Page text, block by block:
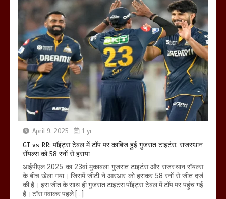
April 9, 2025 1 yr
GT vs RR: पॉइंट्स टेबल में टॉप पर काबिज हुई गुजरात टाइटंस, राजस्थान
रॉयल्स को 58 रनों से हराया
आईपीएल 2025 का 23वां मुकाबला गुजरात टाइटंस और राजस्थान रॉयल्स
के बीच खेला गया। जिसमें जीटी ने आरआर को हराकर 58 रनों से जीत दर्ज
की है। इस जीत के साथ ही गुजरात टाइटंस पॉइंट्स टेबल में टॉप पर पहुंच गई
है। टॉस गंवाकर पहले […]